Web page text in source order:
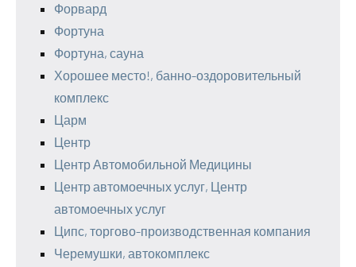
Форвард
Фортуна
Фортуна, сауна
Хорошее место!, банно-оздоровительный
комплекс
Царм
Центр
Центр Автомобильной Медицины
Центр автомоечных услуг, Центр
автомоечных услуг
Ципс, торгово-производственная компания
Черемушки, автокомплекс